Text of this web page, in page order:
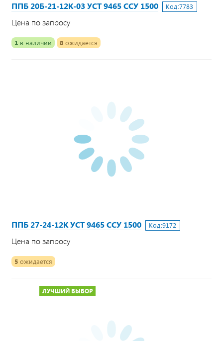
ППБ 20Б-21-12К-03 УСТ 9465 ССУ 1500 Код:7783
Цена по запросу
1 в наличии 8 ожидается
ППБ 27-24-12К УСТ 9465 ССУ 1500 Код:9172
Цена по запросу
5 ожидается
ЛУЧШИЙ ВЫБОР